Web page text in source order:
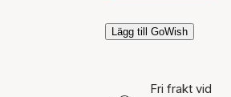
Lägg till GoWish
Fri frakt vid